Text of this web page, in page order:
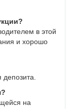
в этой
и хорошо
депозита.
на